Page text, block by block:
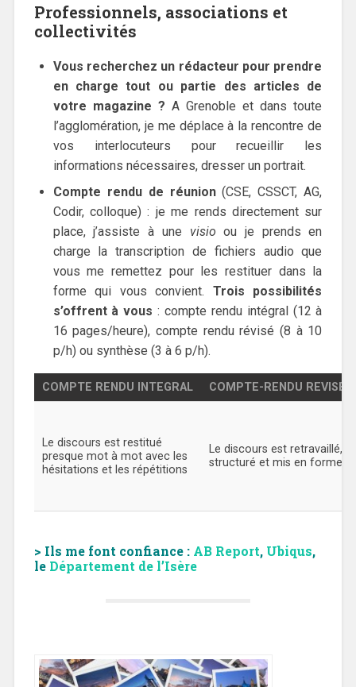
Professionnels, associations et
collectivités
Vous recherchez un rédacteur pour prendre
en charge tout ou partie des articles de
votre magazine ? A Grenoble et dans toute
l’agglomération, je me déplace à la rencontre de
vos interlocuteurs pour recueillir les
informations nécessaires, dresser un portrait.
Compte rendu de réunion(CSE, CSSCT, AG,
Codir, colloque) : je me rends directement sur
place, j’assiste à une visio ou je prends en
charge la transcription de fichiers audio que
vous me remettez pour les restituer dans la
forme qui vous convient. Trois possibilités
s’offrent à vous : compte rendu intégral (12 à
16 pages/heure), compte rendu révisé (8 à 10
p/h) ou synthèse (3 à 6 p/h).
COMPTE RENDU INTEGRAL COMPTE-RENDU REVISE
Le discours est restitué
presque mot à mot avec les
hésitations et les répétitions
Le discours est retravaillé,
structuré et mis en forme
> Ils me font confiance : AB Report, Ubiqus,
le Département de l’Isère